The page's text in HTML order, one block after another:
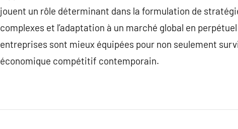
jouent un rôle déterminant dans la formulation de
complexes et l’adaptation à un marché global en
entreprises sont mieux équipées pour non seulement
économique compétitif contemporain.